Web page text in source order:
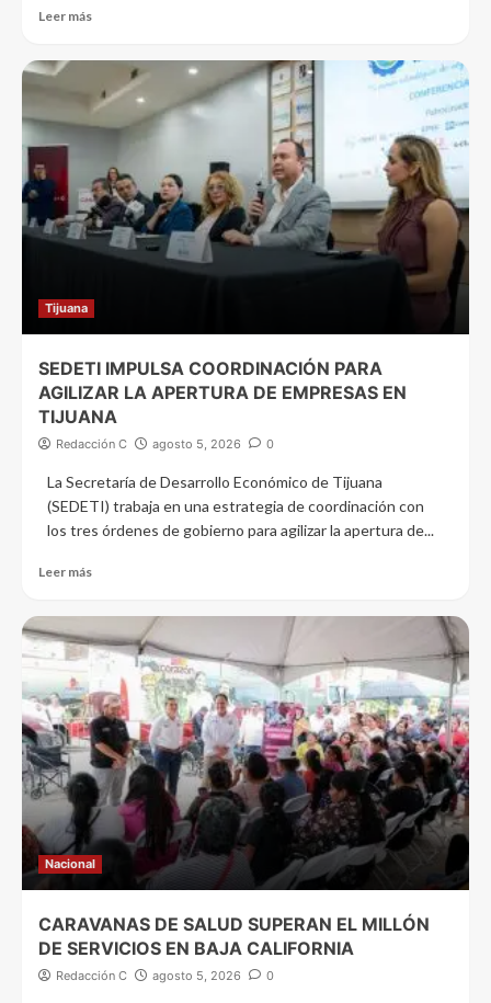
Leer más
Tijuana
SEDETI IMPULSA COORDINACIÓN PARA
AGILIZAR LA APERTURA DE EMPRESAS EN
TIJUANA
Redacción C agosto 5, 2026 0
La Secretaría de Desarrollo Económico de Tijuana
(SEDETI) trabaja en una estrategia de coordinación con
los tres órdenes de gobierno para agilizar la apertura de...
Leer más
Nacional
CARAVANAS DE SALUD SUPERAN EL MILLÓN
DE SERVICIOS EN BAJA CALIFORNIA
Redacción C agosto 5, 2026 0